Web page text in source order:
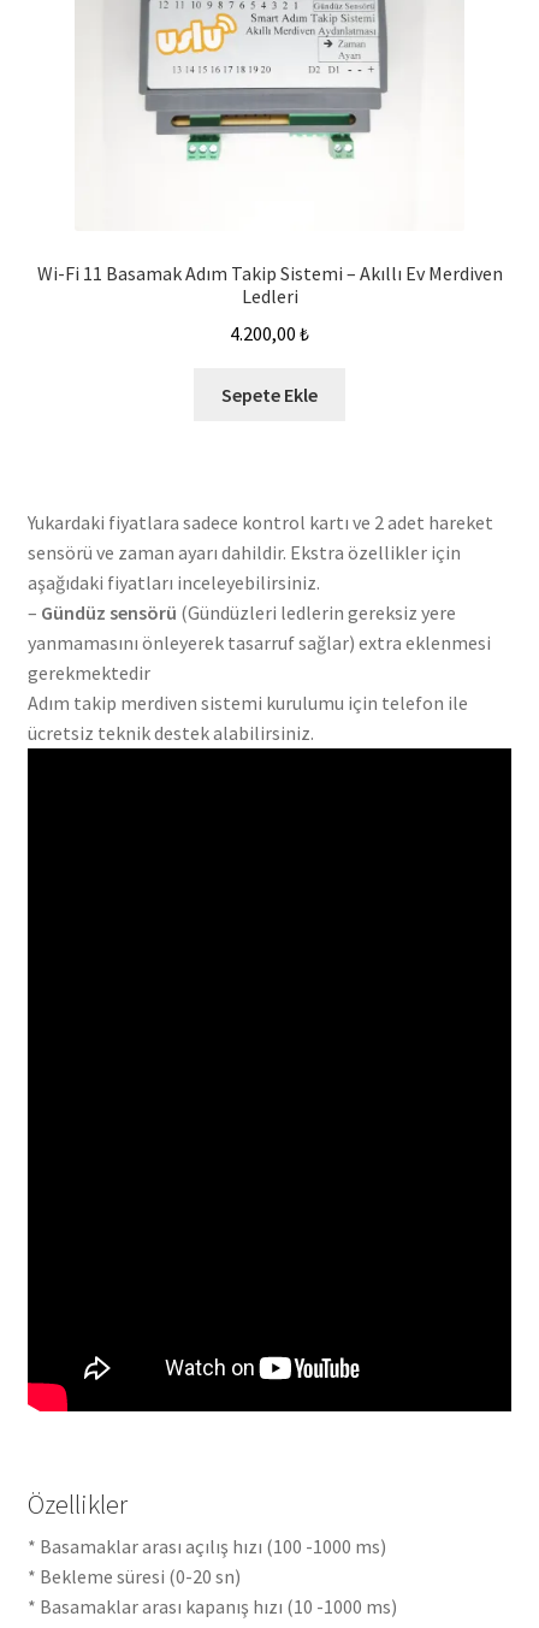
Wi-Fi 11 Basamak Adım Takip Sistemi – Akıllı Ev Merdiven
Ledleri
4.200,00 ₺
Sepete Ekle
Yukardaki fiyatlara sadece kontrol kartı ve 2 adet hareket
sensörü ve zaman ayarı dahildir. Ekstra özellikler için
aşağıdaki fiyatları inceleyebilirsiniz.
– Gündüz sensörü (Gündüzleri ledlerin gereksiz yere
yanmamasını önleyerek tasarruf sağlar) extra eklenmesi
gerekmektedir
Adım takip merdiven sistemi kurulumu için telefon ile
ücretsiz teknik destek alabilirsiniz.
Özellikler
* Basamaklar arası açılış hızı (100 -1000 ms)
* Bekleme süresi (0-20 sn)
* Basamaklar arası kapanış hızı (10 -1000 ms)